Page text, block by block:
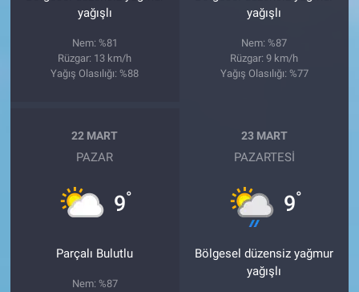
yağışlı
Nem: %81
Rüzgar: 13 km/h
Yağış Olasılığı: %88
yağışlı
Nem: %87
Rüzgar: 9 km/h
Yağış Olasılığı: %77
22 MART
PAZAR
9°
Parçalı Bulutlu
Nem: %87
23 MART
PAZARTESI
9°
Bölgesel düzensiz yağmur
yağışlı